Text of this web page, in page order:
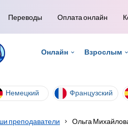
Переводы Оплата онлайн
Онлайн Взрослым
Немецкий Французский
преподаватели Ольга